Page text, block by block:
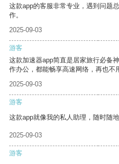
这款app的客服非常专业，遇到问题
作。
2025-09-03
游客
这款加速器app简直是居家旅行必备
作办公，都能畅享高速网络，再也不
2025-09-03
游客
这款app就像我的私人助理，随时随
2025-09-03
游客